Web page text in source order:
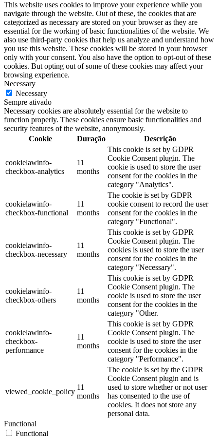
This website uses cookies to improve your experience while you
navigate through the website. Out of these, the cookies that are
categorized as necessary are stored on your browser as they are
essential for the working of basic functionalities of the website. We
also use third-party cookies that help us analyze and understand how
you use this website. These cookies will be stored in your browser
only with your consent. You also have the option to opt-out of these
cookies. But opting out of some of these cookies may affect your
browsing experience.
Necessary
Necessary
Sempre ativado
Necessary cookies are absolutely essential for the website to
function properly. These cookies ensure basic functionalities and
security features of the website, anonymously.
Cookie
Duração Descrição
cookielawinfo-
checkbox-analytics
11
months
This cookie is set by GDPR
Cookie Consent plugin. The
cookie is used to store the user
consent for the cookies in the
category "Analytics".
cookielawinfo-
checkbox-functional
11
months
The cookie is set by GDPR
cookie consent to record the user
consent for the cookies in the
category "Functional".
cookielawinfo-
checkbox-necessary
11
months
This cookie is set by GDPR
Cookie Consent plugin. The
cookies is used to store the user
consent for the cookies in the
category "Necessary".
cookielawinfo-
checkbox-others
11
months
This cookie is set by GDPR
Cookie Consent plugin. The
cookie is used to store the user
consent for the cookies in the
category "Other.
cookielawinfo-
checkbox-
performance
11
months
This cookie is set by GDPR
Cookie Consent plugin. The
cookie is used to store the user
consent for the cookies in the
category "Performance".
viewed_cookie_policy
11
months
The cookie is set by the GDPR
Cookie Consent plugin and is
used to store whether or not user
has consented to the use of
cookies. It does not store any
personal data.
Functional
Functional